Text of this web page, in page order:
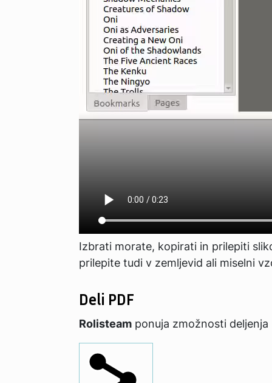
Izbrati morate, kopirati in prilepiti
prilepite tudi v zemljevid ali miselni
Deli PDF
Rolisteam ponuja zmožnosti